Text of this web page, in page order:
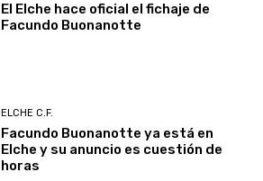
El Elche hace oficial el fichaje de
Facundo Buonanotte
ELCHE C.F.
Facundo Buonanotte ya está en
Elche y su anuncio es cuestión de
horas